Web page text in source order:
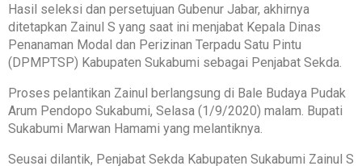
Hasil seleksi dan persetujuan Gubenur Jabar, akhirnya
ditetapkan Zainul S yang saat ini menjabat Kepala Dinas
Penanaman Modal dan Perizinan Terpadu Satu Pintu
(DPMPTSP) Kabupaten Sukabumi sebagai Penjabat Sekda.
Proses pelantikan Zainul berlangsung di Bale Budaya Pudak
Arum Pendopo Sukabumi, Selasa (1/9/2020) malam. Bupati
Sukabumi Marwan Hamami yang melantiknya.
Seusai dilantik, Penjabat Sekda Kabupaten Sukabumi Zainul S